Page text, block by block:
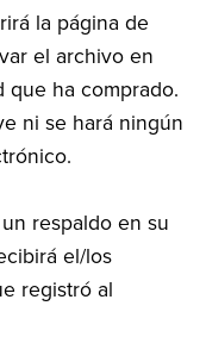
la página de
el archivo en
que ha comprado.
ni se hará ningún
respaldo en su
el/los
registró al